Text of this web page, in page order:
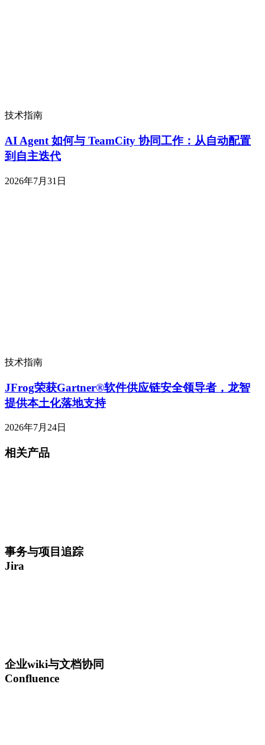
技术指南
AI Agent 如何与 TeamCity 协同工作：从自动配置
到自主迭代
2026年7月31日
技术指南
JFrog荣获Gartner®软件供应链安全领导者，龙智
提供本土化落地支持
2026年7月24日
相关产品
事务与项目追踪
Jira
企业wiki与文档协同
Confluence